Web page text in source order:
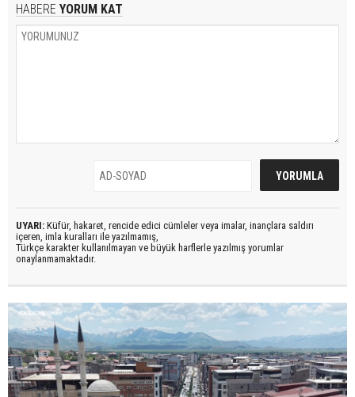
HABERE YORUM KAT
UYARI: Küfür, hakaret, rencide edici cümleler veya imalar, inançlara saldırı
içeren, imla kuralları ile yazılmamış,
Türkçe karakter kullanılmayan ve büyük harflerle yazılmış yorumlar
onaylanmamaktadır.